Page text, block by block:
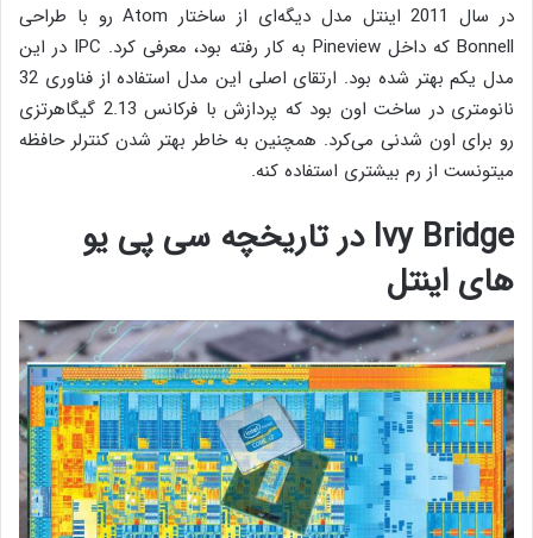
در سال 2011 اینتل مدل دیگه‌ای از ساختار Atom رو با طراحی
Bonnell که داخل Pineview به کار رفته بود، معرفی کرد. IPC در این
مدل یکم بهتر شده بود. ارتقای اصلی این مدل استفاده از فناوری 32
نانومتری در ساخت اون بود که پردازش با فرکانس 2.13 گیگاهرتزی
رو برای اون شدنی می‌کرد. همچنین به خاطر بهتر شدن کنترلر حافظه
میتونست از رم بیشتری استفاده کنه.
Ivy Bridge در تاریخچه سی پی یو
های اینتل